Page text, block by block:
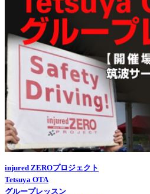
injured ZEROプロジェクト
Tetsuya OTA
グループレッスン